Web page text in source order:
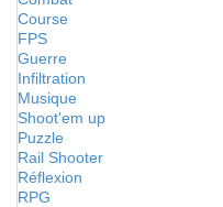
Course
FPS
Guerre
Infiltration
Musique
Shoot'em up
Puzzle
Rail Shooter
Réflexion
RPG